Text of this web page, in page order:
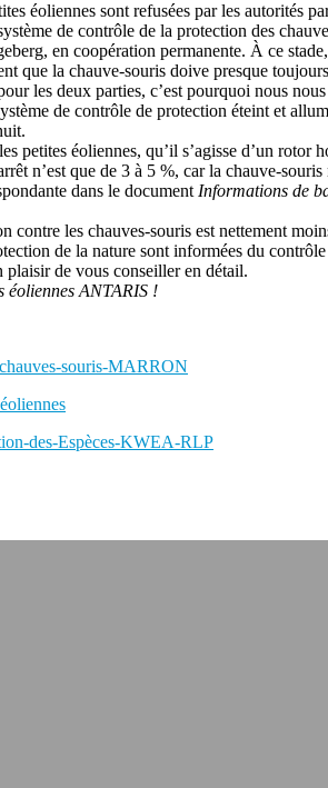
éoliennes sont refusées par les autorités
de contrôle de la protection des
en coopération permanente. À ce
que la chauve-souris doive presque
les deux parties, c’est pourquoi nous
de contrôle de protection éteint et
petites éoliennes, qu’il s’agisse d’un rotor
n’est que de 3 à 5 %, car la chauve-
dans le document Informations de
contre les chauves-souris est nettement
de la nature sont informées du
de vous conseiller en détail.
éoliennes ANTARIS !
souris-MARRON
des-Espèces-KWEA-RLP